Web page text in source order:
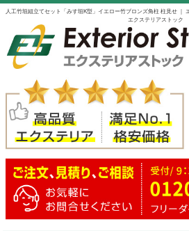
人工竹垣組立てセット「みす垣K型」イエロー竹ブロンズ角柱 柱見せ ｜
エクステリアストック